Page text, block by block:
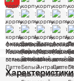
Характеристики